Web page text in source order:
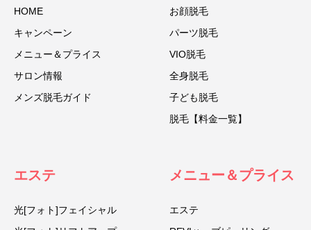
HOME
キャンペーン
メニュー＆プライス
サロン情報
メンズ脱毛ガイド
お顔脱毛
パーツ脱毛
VIO脱毛
全身脱毛
子ども脱毛
脱毛【料金一覧】
エステ
光[フォト]フェイシャル
メニュー＆プライス
エステ